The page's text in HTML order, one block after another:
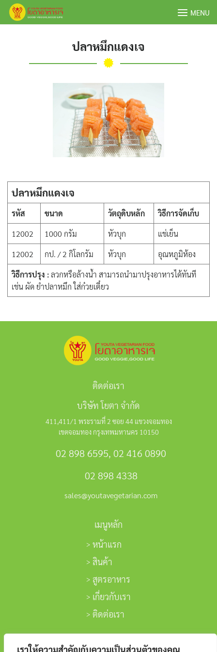
เราให้ความสำคัญกับความเป็นส่วนตัวของคุณ
Skip
MENU
ปลาหมึกแดงเจ
ปลาหมึกแดงเจ
รหัส ขนาด วัตถุดิบหลัก
วิธีการจัดเก็บ
12002
1000 กรัม หัวบุก
แช่เย็น
12002
กป. / 2 กิโลกรัม หัวบุก
อุณหภูมิห้อง
วิธีการปรุง :ลวกหรือล้างน้ำ สามารถนำมาปรุงอาหารได้ทันที
เช่น ผัด ยำปลาหมึก ใส่ก๋วยเตี๋ยว
ติดต่อเรา
บริษัท โยตา จำกัด
411,411/1 พระรามที่ 2 ซอย 44 แขวงจอมทอง
เขตจอมทอง กรุงเทพมหานคร 10150
02 898 6595, 02 416 0890
02 898 4338
sales@youtavegetarian.com
เมนูหลัก
หน้าแรก
สินค้า
สูตรอาหาร
เกี่ยวกับเรา
ติดต่อเรา
ติดตามเรา